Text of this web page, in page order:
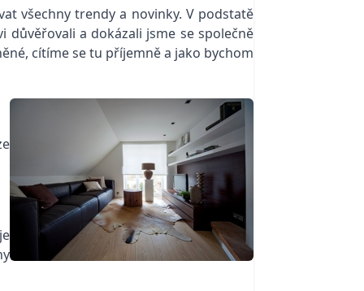
všechny trendy a novinky. V podstatě
důvěřovali a dokázali jsme se společně
cítíme se tu příjemně a jako bychom